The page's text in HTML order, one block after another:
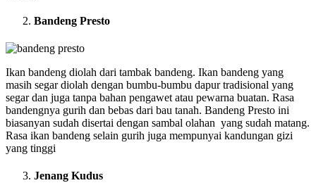
Bandeng Presto
Ikan bandeng diolah dari tambak bandeng. Ikan bandeng yang
masih segar diolah dengan bumbu-bumbu dapur tradisional yang
segar dan juga tanpa bahan pengawet atau pewarna buatan. Rasa
bandengnya gurih dan bebas dari bau tanah. Bandeng Presto ini
biasanyan sudah disertai dengan sambal olahan yang sudah matang.
Rasa ikan bandeng selain gurih juga mempunyai kandungan gizi
yang tinggi
Jenang Kudus